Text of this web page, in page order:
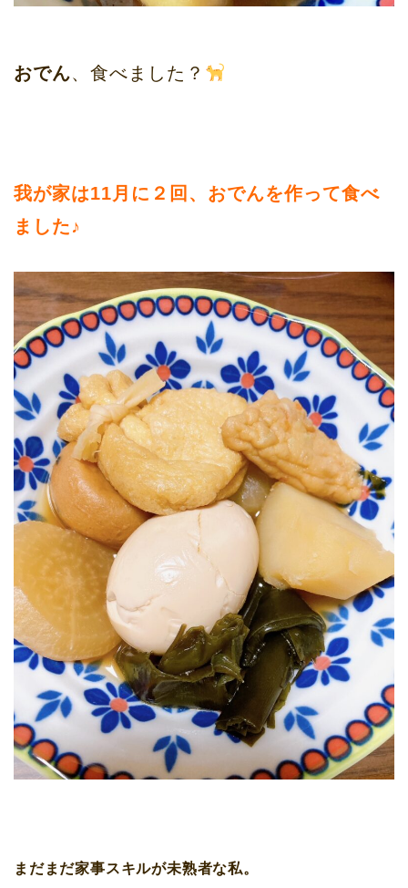
おでん、食べました？
我が家は11月に２回、おでんを作って食べ
ました♪
まだまだ家事スキルが未熟者な私。